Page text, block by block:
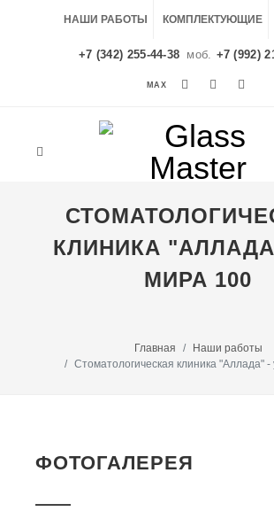
НАШИ РАБОТЫ КОМПЛЕКТУЮЩИЕ
+7 (342) 255-44-38 моб. +7 (992)
MAX
КЛИНИКА
МИРА 100
Главная
Наши работы
Стоматологическая клиника "Аллада"
ФОТОГАЛЕРЕЯ